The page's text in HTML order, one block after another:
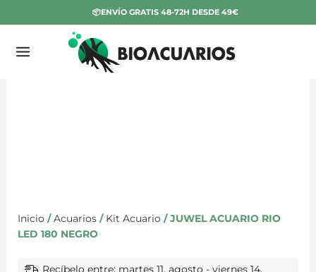
al
📦ENVÍO GRATIS 48-72H DESDE 49€
Inicio /Acuarios/ Kit Acuario / JUWEL ACUARIO RIO
LED 180 NEGRO
Recíbelo entre: martes 11. agosto - viernes 14.
JUWEL